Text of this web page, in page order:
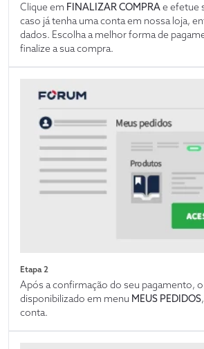
Clique em FINALIZAR COMPRAe efetue
caso já tenha uma conta em nossa loja,
dados. Escolha a melhor forma de
finalize a sua compra.
Etapa 2
Após a confirmação do seu pagamento,
disponibilizado em menu MEUS PEDIDOS
conta.